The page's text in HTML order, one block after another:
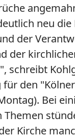
neu die
der
der
schreibt
den
Bei
Kirche